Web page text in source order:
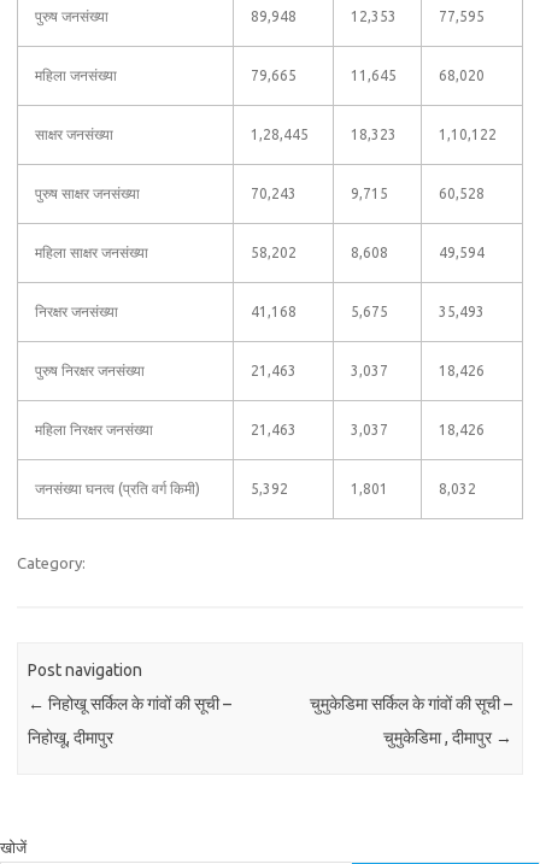
पुरुष जनसंख्या 89,948 12,353 77,595
महिला जनसंख्या 79,665 11,645 68,020
साक्षर जनसंख्या 1,28,445 18,323 1,10,122
पुरुष साक्षर जनसंख्या 70,243 9,715 60,528
महिला साक्षर जनसंख्या 58,202 8,608 49,594
निरक्षर जनसंख्या 41,168 5,675 35,493
पुरुष निरक्षर जनसंख्या 21,463 3,037 18,426
महिला निरक्षर जनसंख्या 21,463 3,037 18,426
जनसंख्या घनत्व (प्रति वर्ग किमी) 5,392 1,801 8,032
Category:
Post navigation
← निहोखू सर्किल के गांवों की सूची –
निहोखू, दीमापुर
चुमुकेडिमा सर्किल के गांवों की सूची –
चुमुकेडिमा , दीमापुर →
खोजें